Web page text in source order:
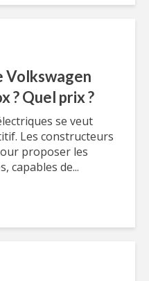
Volkswagen
? Quel prix ?
se veut
Les constructeurs
proposer les
capables de...